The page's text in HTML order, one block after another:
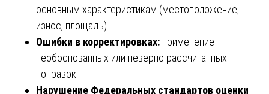
основным характеристикам (местоположение,
износ, площадь).
Ошибки в корректировках: применение
необоснованных или неверно рассчитанных
поправок.
Нарушение Федеральных стандартов оценки